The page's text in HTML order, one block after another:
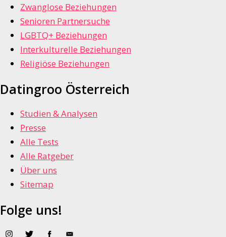
Zwanglose Beziehungen
Senioren Partnersuche
LGBTQ+ Beziehungen
Interkulturelle Beziehungen
Religiöse Beziehungen
Datingroo Österreich
Studien & Analysen
Presse
Alle Tests
Alle Ratgeber
Über uns
Sitemap
Folge uns!